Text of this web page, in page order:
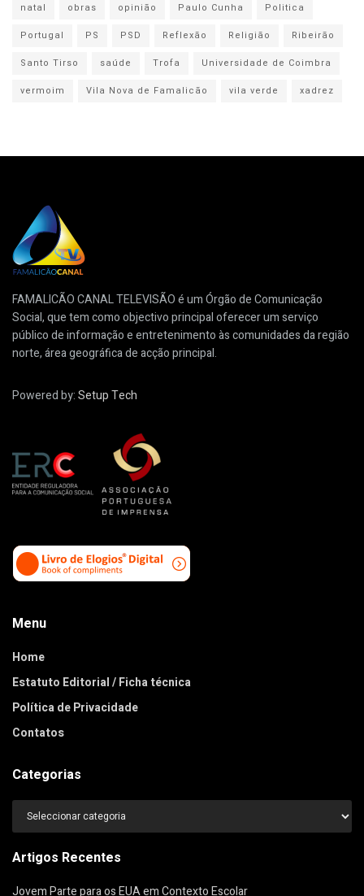
natal
obras opinião Paulo Cunha
Politica
Portugal
PS PSD Reflexão Religião
Ribeirão
Santo Tirso
saúde Trofa
Universidade de Coimbra
vermoim
Vila Nova de Famalicão vila verde xadrez
FAMALICÃO CANAL TELEVISÃO é um Órgão de Comunicação
Social, que tem como objectivo principal oferecer um serviço
público de informação e entretenimento às comunidades da região
norte, área geográfica de acção principal.
Powered by:Setup Tech
Menu
Home
Estatuto Editorial / Ficha técnica
Política de Privacidade
Contatos
Categorias
Categorias
Artigos Recentes
Jovem Parte para os EUA em Contexto Escolar